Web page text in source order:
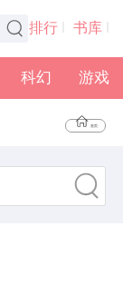
排行 书库
全本 书架
科幻 游戏
首页